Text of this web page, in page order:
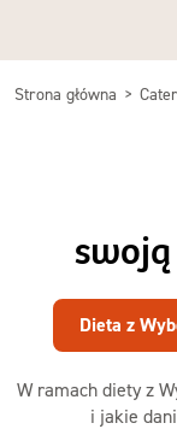
Strona główna
W ramach diety z
i jakie
Dieta z